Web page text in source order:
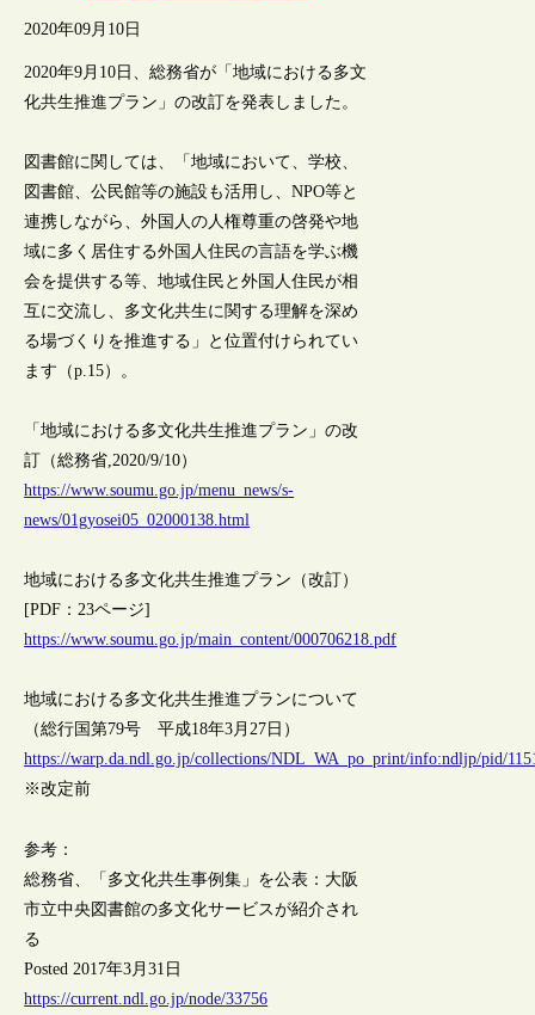
2020年09月10日
2020年9月10日、総務省が「地域における多文
化共生推進プラン」の改訂を発表しました。
図書館に関しては、「地域において、学校、
図書館、公民館等の施設も活用し、NPO等と
連携しながら、外国人の人権尊重の啓発や地
域に多く居住する外国人住民の言語を学ぶ機
会を提供する等、地域住民と外国人住民が相
互に交流し、多文化共生に関する理解を深め
る場づくりを推進する」と位置付けられてい
ます（p.15）。
「地域における多文化共生推進プラン」の改
訂（総務省,2020/9/10）
https://www.soumu.go.jp/menu_news/s-
news/01gyosei05_02000138.html
地域における多文化共生推進プラン（改訂）
[PDF：23ページ]
https://www.soumu.go.jp/main_content/000706218.pdf
地域における多文化共生推進プランについて
（総行国第79号 平成18年3月27日）
https://warp.da.ndl.go.jp/collections/NDL_WA_po_print/info:ndljp/pid/
※改定前
参考：
総務省、「多文化共生事例集」を公表：大阪
市立中央図書館の多文化サービスが紹介され
る
Posted 2017年3月31日
https://current.ndl.go.jp/node/33756